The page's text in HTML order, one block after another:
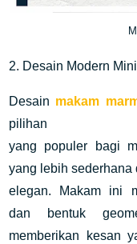
2. Desain Modern
Desain makam
pilihan
yang populer bagi
yang lebih sederhana
elegan. Makam ini
dan bentuk
memberikan kesan